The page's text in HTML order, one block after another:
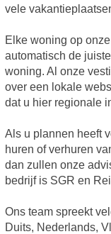
vele
Elke woning op
automatisch de
woning. Al onze
over een lokale
dat u hier regionale
Als u plannen heeft
huren of verhuren
dan zullen onze
bedrijf is SGR en
Ons team spreekt
Duits, Nederlands,